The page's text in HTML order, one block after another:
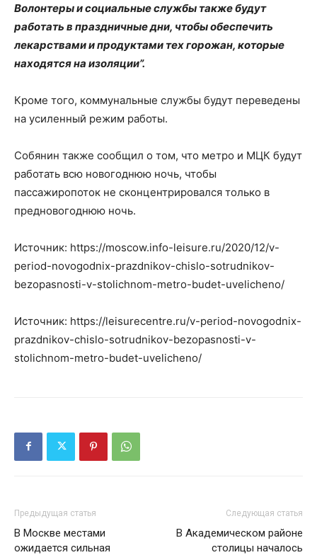
Волонтеры и социальные службы также будут
работать в праздничные дни, чтобы обеспечить
лекарствами и продуктами тех горожан, которые
находятся на изоляции”.
Кроме того, коммунальные службы будут переведены
на усиленный режим работы.
Собянин также сообщил о том, что метро и МЦК будут
работать всю новогоднюю ночь, чтобы
пассажиропоток не сконцентрировался только в
предновогоднюю ночь.
Источник: https://moscow.info-leisure.ru/2020/12/v-
period-novogodnix-prazdnikov-chislo-sotrudnikov-
bezopasnosti-v-stolichnom-metro-budet-uvelicheno/
Источник: https://leisurecentre.ru/v-period-novogodnix-
prazdnikov-chislo-sotrudnikov-bezopasnosti-v-
stolichnom-metro-budet-uvelicheno/
Предыдущая статья
В Москве местами
ожидается сильная
Следующая статья
В Академическом районе
столицы началось